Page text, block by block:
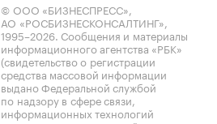
© ООО «БИЗНЕСПРЕСС»,
АО «РОСБИЗНЕСКОНСАЛТИНГ»,
1995–2026. Сообщения и материалы
информационного агентства «РБК»
(свидетельство о регистрации
средства массовой информации
выдано Федеральной службой
по надзору в сфере связи,
информационных технологий